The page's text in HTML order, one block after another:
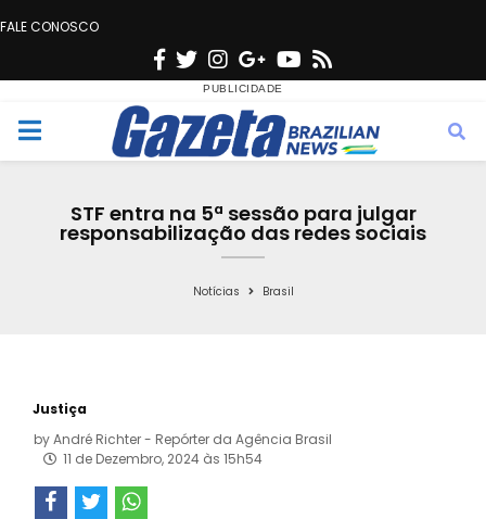
FALE CONOSCO
F
c
e
o
T
w
i
t
e
n
s
t
g
r
a
G
o
o
g
e
Y
u
t
b
s
M
STF entra na 5ª sessão para julgar
responsabilização das redes sociais
Notícias Brasil
Justiça
byAndré Richter - Repórter da Agência Brasil
11 de Dezembro, 2024 às 15h54